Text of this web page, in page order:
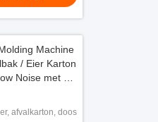
Machine
/ Eier Karton
Noise met 1
afvalkarton, doos